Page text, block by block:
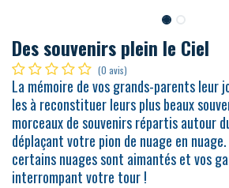
Des souvenirs plein le Ciel
(0 avis)
La mémoire de vos grands-parents leur
les à reconstituer leurs plus beaux
morceaux de souvenirs répartis autour
déplaçant votre pion de nuage en
certains nuages sont aimantés et vos
interrompant votre tour !